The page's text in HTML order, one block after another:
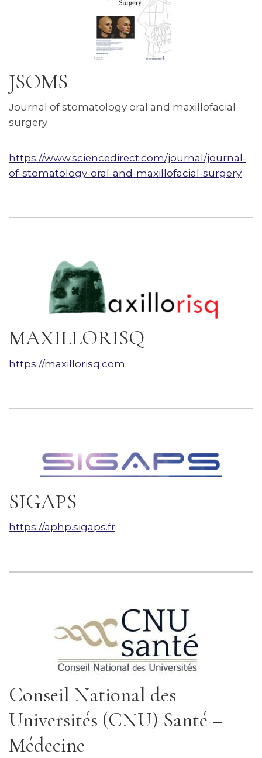
JSOMS
Journal of stomatology oral and maxillofacial
surgery
https://www.sciencedirect.com/journal/journal-
of-stomatology-oral-and-maxillofacial-surgery
MAXILLORISQ
https://maxillorisq.com
SIGAPS
https://aphp.sigaps.fr
Conseil National des
Universités (CNU) Santé –
Médecine